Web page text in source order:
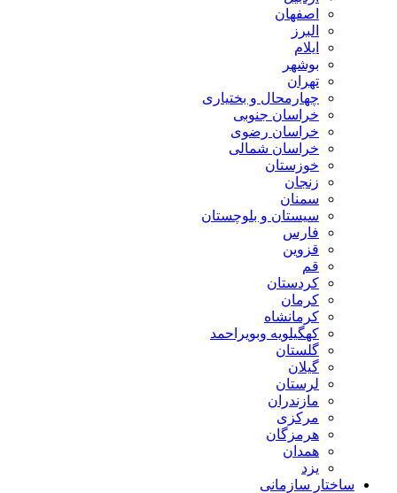
اصفهان
البرز
ایلام
بوشهر
تهران
چهارمحال و بختیاری
خراسان جنوبی
خراسان رضوی
خراسان شمالی
خوزستان
زنجان
سمنان
سیستان و بلوچستان
فارس
قزوین
قم
کردستان
کرمان
کرمانشاه
کهگیلویه وبویراحمد
گلستان
گیلان
لرستان
مازندران
مرکزی
هرمزگان
همدان
یزد
ساختار سازمانی